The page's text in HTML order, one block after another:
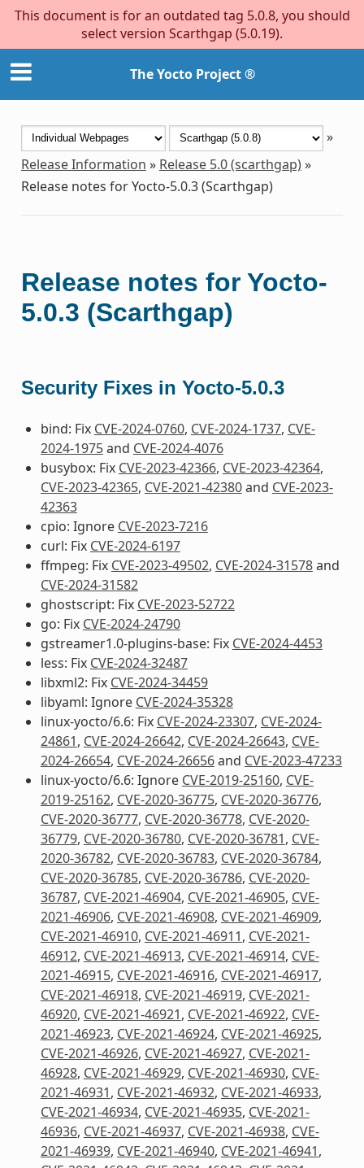
This document is for an outdated tag 5.0.8, you should
select version Scarthgap (5.0.19).
The Yocto Project ®
»
Release Information » Release 5.0 (scarthgap)»
Release notes for Yocto-5.0.3 (Scarthgap)
Release notes for Yocto-
5.0.3 (Scarthgap)
Security Fixes in Yocto-5.0.3
bind: Fix CVE-2024-0760, CVE-2024-1737, CVE-
2024-1975and CVE-2024-4076
busybox: Fix CVE-2023-42366, CVE-2023-42364,
CVE-2023-42365, CVE-2021-42380and CVE-2023-
42363
cpio: Ignore CVE-2023-7216
curl: Fix CVE-2024-6197
ffmpeg: Fix CVE-2023-49502, CVE-2024-31578and
CVE-2024-31582
ghostscript: Fix CVE-2023-52722
go: Fix CVE-2024-24790
gstreamer1.0-plugins-base: Fix CVE-2024-4453
less: Fix CVE-2024-32487
libxml2: Fix CVE-2024-34459
libyaml: Ignore CVE-2024-35328
linux-yocto/6.6: Fix CVE-2024-23307, CVE-2024-
24861, CVE-2024-26642, CVE-2024-26643, CVE-
2024-26654, CVE-2024-26656and CVE-2023-47233
linux-yocto/6.6: Ignore CVE-2019-25160, CVE-
2019-25162, CVE-2020-36775, CVE-2020-36776,
CVE-2020-36777, CVE-2020-36778, CVE-2020-
36779, CVE-2020-36780, CVE-2020-36781, CVE-
2020-36782, CVE-2020-36783, CVE-2020-36784,
CVE-2020-36785, CVE-2020-36786, CVE-2020-
36787, CVE-2021-46904, CVE-2021-46905, CVE-
2021-46906, CVE-2021-46908, CVE-2021-46909,
CVE-2021-46910, CVE-2021-46911, CVE-2021-
46912, CVE-2021-46913, CVE-2021-46914, CVE-
2021-46915, CVE-2021-46916, CVE-2021-46917,
CVE-2021-46918, CVE-2021-46919, CVE-2021-
46920, CVE-2021-46921, CVE-2021-46922, CVE-
2021-46923, CVE-2021-46924, CVE-2021-46925,
CVE-2021-46926, CVE-2021-46927, CVE-2021-
46928, CVE-2021-46929, CVE-2021-46930, CVE-
2021-46931, CVE-2021-46932, CVE-2021-46933,
CVE-2021-46934, CVE-2021-46935, CVE-2021-
46936, CVE-2021-46937, CVE-2021-46938, CVE-
2021-46939, CVE-2021-46940, CVE-2021-46941,